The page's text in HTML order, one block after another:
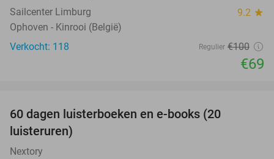
Sailcenter Limburg 9.2 star
Ophoven - Kinrooi (België)
Verkocht: 118
Regulier €100
€69
60 dagen luisterboeken en e-books (20
luisteruren)
Nextory